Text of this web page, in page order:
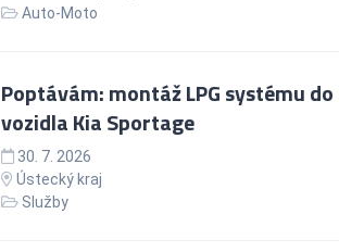
Auto-Moto
Poptávám: montáž LPG systému do
vozidla Kia Sportage
30. 7. 2026
Ústecký kraj
Služby